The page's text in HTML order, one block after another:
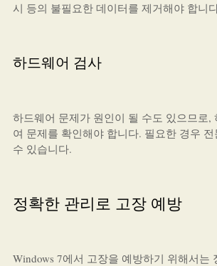
시 등의 불필요한 데이터를 제거해야 합니
하드웨어 검사
하드웨어 문제가 원인이 될 수도 있으므로,
여 문제를 확인해야 합니다. 필요한 경우
수 있습니다.
정확한 관리로 고장 예방
Windows 7에서 고장을 예방하기 위해서는